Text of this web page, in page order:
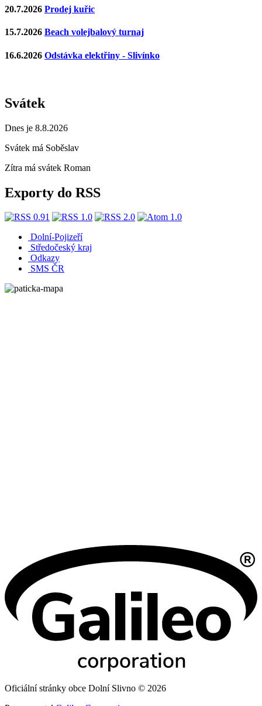
20.7.2026 Prodej kuřic
15.7.2026 Beach volejbalový turnaj
16.6.2026 Odstávka elektřiny - Slivínko
Svátek
Dnes je 8.8.2026
Svátek má Soběslav
Zítra má svátek Roman
Exporty do RSS
Dolní-Pojizeří
Středočeský kraj
Odkazy
SMS ČR
Oficiální stránky obce Dolní Slivno © 2026